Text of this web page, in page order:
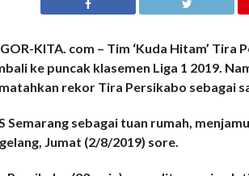
KITA. com – Tim ‘Kuda Hitam’
ke puncak klasemen Liga 1 2019.
rekor Tira Persikabo sebagai
Semarang sebagai tuan rumah,
Jumat (2/8/2019) sore.